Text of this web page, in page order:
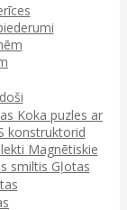
Koka puzles ar
konstruktorid
Magnētiskie
smiltis Gļotas